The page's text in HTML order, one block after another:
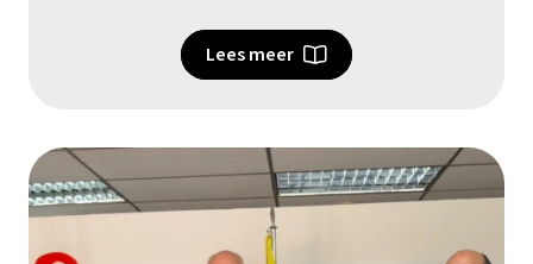
Lees meer